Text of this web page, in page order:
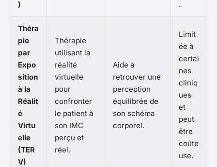
) .
Théra
pie
par
Expo
sition
à la
Réalit
é
Virtu
elle
(TER
V)
Thérapie
utilisant la
réalité
virtuelle
pour
confronter
le patient à
son IMC
perçu et
réel.
Aide à
retrouver une
perception
équilibrée de
son schéma
corporel.
Limit
ée à
certai
nes
cliniq
ues
et
peut
être
coûte
use.